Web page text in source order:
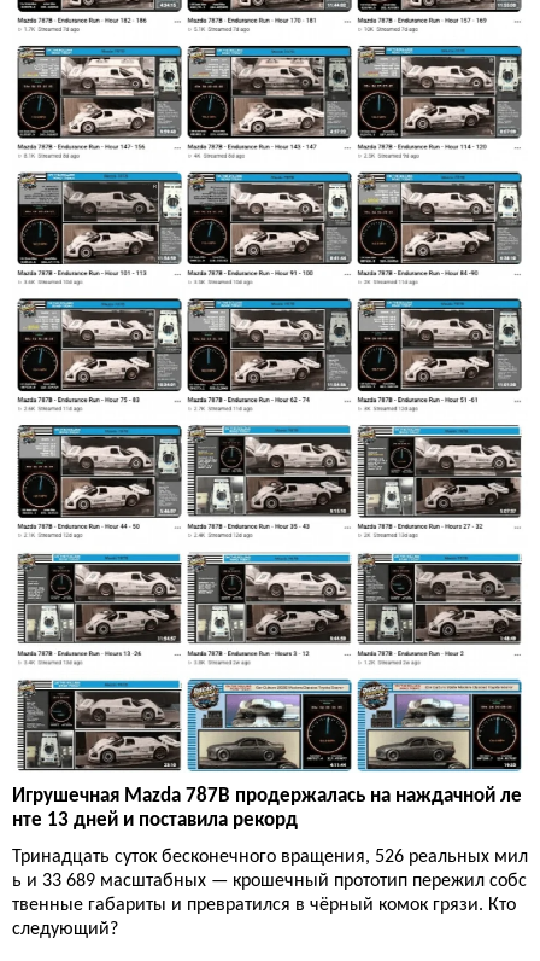
Игрушечная Mazda 787B продержалась на наждачной ле
нте 13 дней и поставила рекорд
Тринадцать суток бесконечного вращения, 526 реальных мил
ь и 33 689 масштабных — крошечный прототип пережил собс
твенные габариты и превратился в чёрный комок грязи. Кто
следующий?